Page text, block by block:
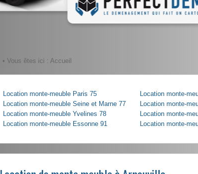
• Vous êtes ici : Accueil
Location monte-meuble Paris 75
Location monte-meuble Seine et Marne 77
Location monte-meuble Yvelines 78
Location monte-meuble Essonne 91
Location monte-
Location monte-
Location monte-
Location monte-